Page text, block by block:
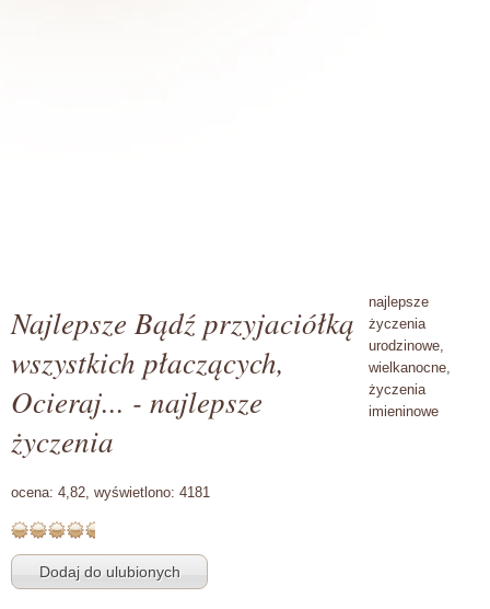
Najlepsze Bądź przyjaciółką
wszystkich płaczących,
Ocieraj... - najlepsze
życzenia
ocena: 4,82, wyświetlono: 4181
najlepsze
życzenia
urodzinowe,
wielkanocne,
życzenia
imieninowe